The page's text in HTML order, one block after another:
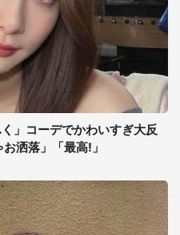
」コーデでかわいすぎ大反
洒落」「最高!」